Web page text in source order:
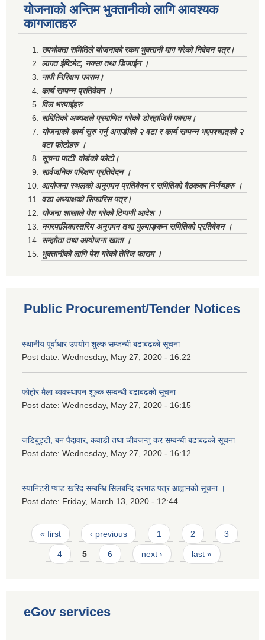
योजनाको अन्तिम भुक्तानीको लागि आवश्यक
कागजातहरु
उपभोक्ता समितिले योजनाको रकम भुक्तानी माग गरेको निवेदन पत्र।
लागत ईष्टिमेट, नक्सा तथा डिजाईन ।
नापी निरिक्षण फाराम।
कार्य सम्पन्न प्रतिवेदन ।
विल भरपाईहरु
समितिको अध्यक्षले प्रमाणित गरेको डोरहाजिरी फाराम।
योजनाको कार्य सुरु गर्नु अगाडीको २ वटा र कार्य सम्पन्न भएपश्चात्‌को २
वटा फोटोहरु ।
सूचना पाटी/ वोर्डको फोटो।
सार्वजनिक परिक्षण प्रतिवेदन ।
आयोजना स्थलको अनुगमन प्रतिवेदन र समितिको वैठकका निर्णयहरु ।
वडा अध्याक्षको सिफारिस पत्र।
योजना शाखाले पेश गरेको टिप्पणी आदेश ।
नगरपालिकास्तरिय अनुगमन तथा मुल्याङ्कन समितिको प्रतिवेदन ।
सम्झौता तथा आयोजना खाता ।
भुक्तानीको लागि पेश गरेको तेरिज फाराम ।
Public Procurement/Tender Notices
स्थानीय पूर्वाधार उपयोग शुल्क सम्जन्धी बढाबढको सूचना
Post date: Wednesday, May 27, 2020 - 16:22
फोहोर मैला ब्यवस्थापन शुल्क सम्वन्धी बढाबढको सूचना
Post date: Wednesday, May 27, 2020 - 16:15
जडिबुट्टी, बन पैदावार, कवाडी तथा जीवजन्तु कर सम्वन्धी बढाबढको सूचना
Post date: Wednesday, May 27, 2020 - 16:12
स्यानिटरी प्याड खरिद सम्बन्धि सिलबन्दि दरभाउ पत्र आह्वानको सूचना ।
Post date: Friday, March 13, 2020 - 12:44
Pages
« first ‹ previous 1 2 3
4 5 6 next › last »
eGov services